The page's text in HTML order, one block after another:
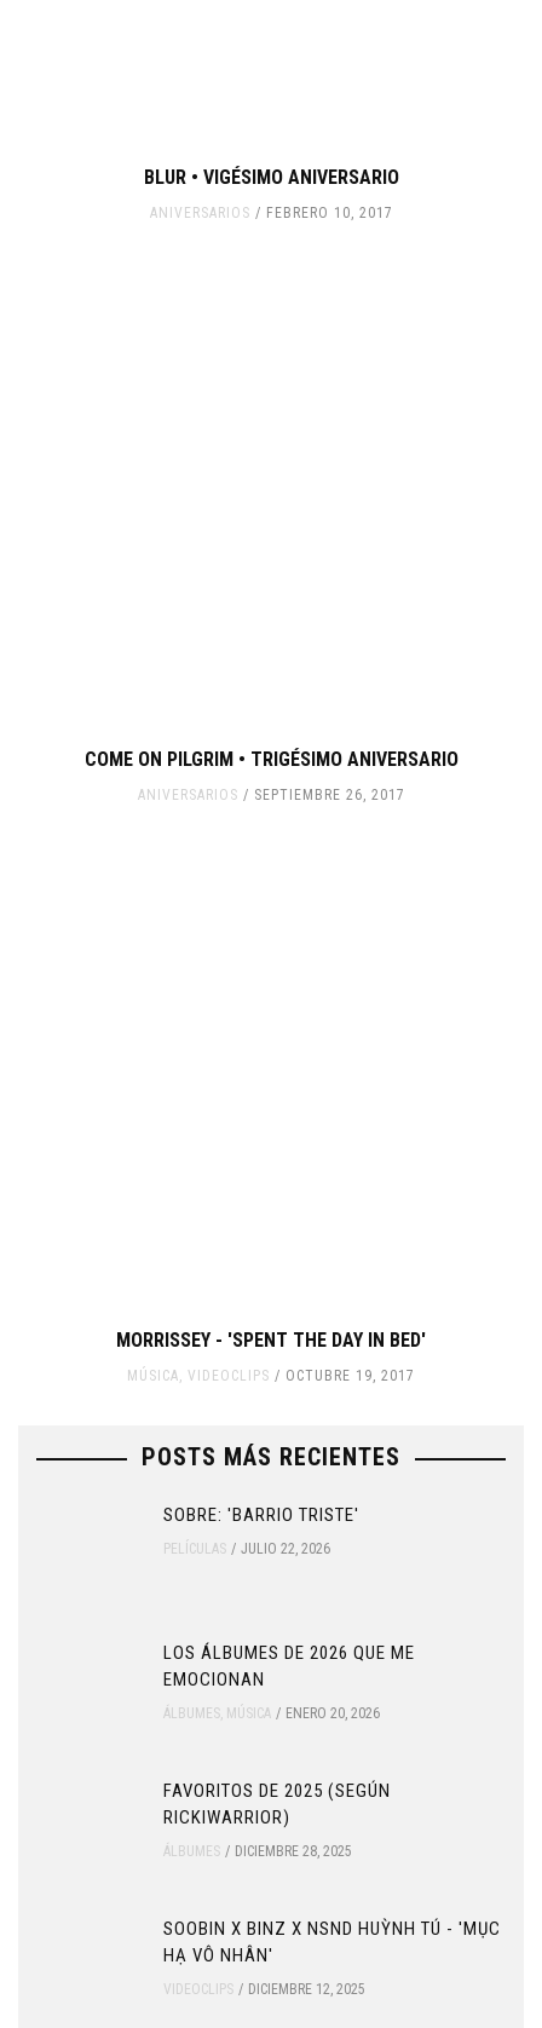
BLUR • VIGÉSIMO ANIVERSARIO
ANIVERSARIOS FEBRERO 10, 2017
COME ON PILGRIM • TRIGÉSIMO ANIVERSARIO
ANIVERSARIOS SEPTIEMBRE 26, 2017
MORRISSEY - 'SPENT THE DAY IN BED'
MÚSICA VIDEOCLIPS OCTUBRE 19, 2017
POSTS MÁS RECIENTES
SOBRE: 'BARRIO TRISTE'
PELÍCULAS JULIO 22, 2026
LOS ÁLBUMES DE 2026 QUE ME
EMOCIONAN
ÁLBUMES MÚSICA ENERO 20, 2026
FAVORITOS DE 2025 (SEGÚN
RICKIWARRIOR)
ÁLBUMES DICIEMBRE 28, 2025
SOOBIN X BINZ X NSND HUỲNH TÚ - 'MỤC
HẠ VÔ NHÂN'
VIDEOCLIPS DICIEMBRE 12, 2025